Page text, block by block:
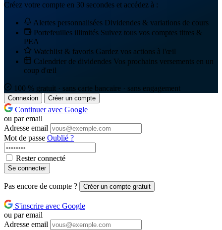
Créez votre compte en 30 secondes et accédez à :
Alertes personnalisées Dividendes & variations de cours
Portefeuilles illimités Suivez tous vos comptes titres &
PEA
Watchlist & favoris Gardez vos actions à l'œil
Calendrier de dividendes Vos prochains versements en un
coup d'œil
100 % gratuit · sans carte bancaire · sans engagement
Connexion Créer un compte
Continuer avec Google
ou par email
Adresse email
Mot de passe Oublié ?
Rester connecté
Se connecter
Pas encore de compte ? Créer un compte gratuit
S'inscrire avec Google
ou par email
Adresse email